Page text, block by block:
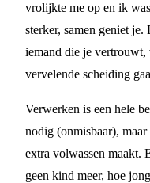
vrolijkte me op en ik
sterker, samen geniet
iemand die je
vervelende scheiding
Verwerken is een hele
nodig (onmisbaar),
extra volwassen maakt.
geen kind meer, hoe